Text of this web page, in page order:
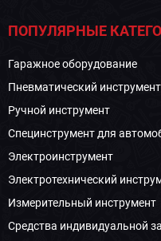
ПОПУЛЯРНЫЕ
Гаражное оборудование
Пневматический инструмент
Ручной инструмент
Специнструмент для
Электроинструмент
Электротехнический
Измерительный инструмент
Средства индивидуальной